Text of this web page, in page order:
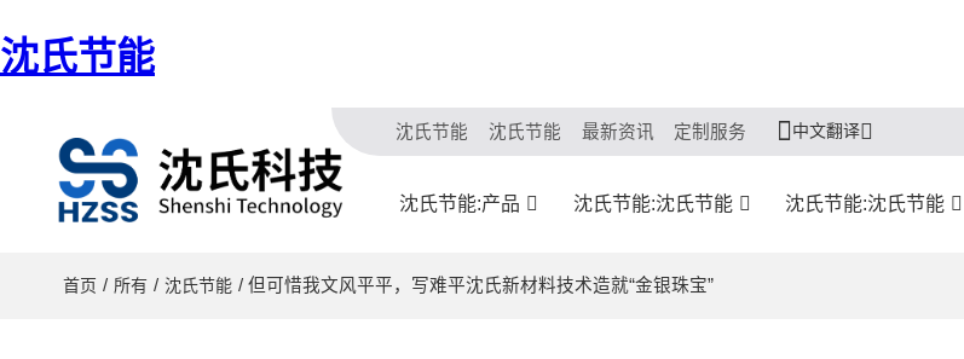
沈氏节能
沈氏节能 沈氏节能 最新资讯 定制服务 中文翻译
沈氏节能:产品 沈氏节能:沈氏节能 沈氏节能:沈氏节能
首页 / 所有 / 沈氏节能 / 但可惜我文风平平，写难平沈氏新材料技术造就“金银珠宝”